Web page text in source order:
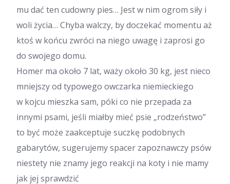
mu dać ten cudowny pies… Jest w nim ogrom siły i
woli życia… Chyba walczy, by doczekać momentu aż
ktoś w końcu zwróci na niego uwagę i zaprosi go
do swojego domu.
Homer ma około 7 lat, waży około 30 kg, jest nieco
mniejszy od typowego owczarka niemieckiego
w kojcu mieszka sam, póki co nie przepada za
innymi psami, jeśli miałby mieć psie „rodzeństwo”
to być może zaakceptuje suczkę podobnych
gabarytów, sugerujemy spacer zapoznawczy psów
niestety nie znamy jego reakcji na koty i nie mamy
jak jej sprawdzić